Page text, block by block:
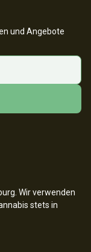
und Angebote
Wir verwenden
stets in